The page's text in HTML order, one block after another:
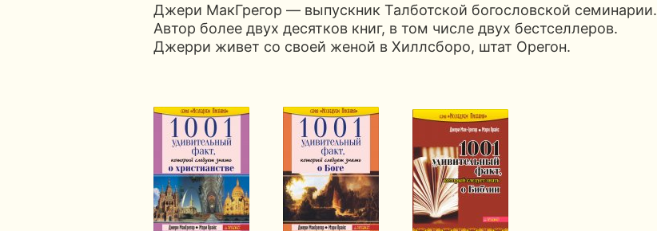
Джери МакГрегор — выпускник Талботской богословской семинарии.
Автор более двух десятков книг, в том числе двух бестселлеров.
Джерри живет со своей женой в Хиллсборо, штат Орегон.